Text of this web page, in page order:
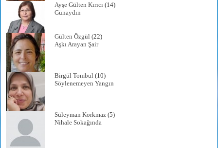
Ayşe Gülten Kırıcı (14)
Günaydın
Gülten Özgül (22)
Aşkı Arayan Şair
Birgül Tombul (10)
Söylenemeyen Yangın
Süleyman Korkmaz (5)
Nihale Sokağında